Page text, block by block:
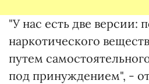
"У нас есть две версии:
наркотического
путем
под принуждением", -